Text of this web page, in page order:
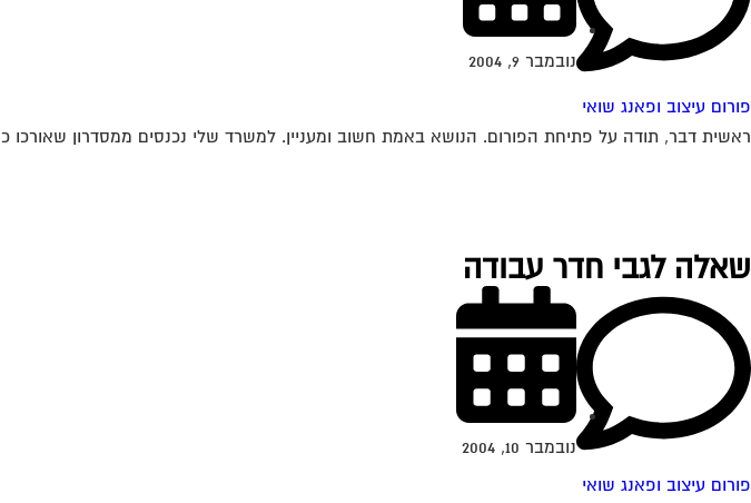
פורום עיצוב ופאנג שואי
נובמבר 9, 2004
ראשית דבר, תודה על פתיחת הפורום. הנושא באמת חשוב ומעניין. למשרד שלי נכנסים ממסדרון שאורכו כ 10 מטר. ממול דלת הכניסה יש חלון הפונה דרומה....
שאלה לגבי חדר עבודה
פורום עיצוב ופאנג שואי
נובמבר 10, 2004